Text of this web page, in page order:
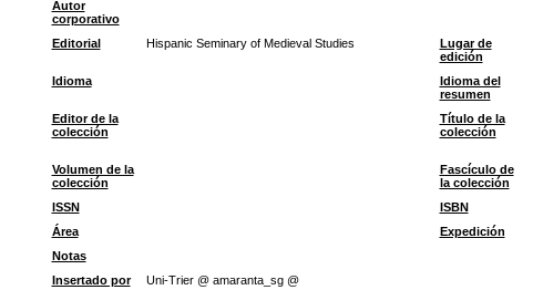
Autor
corporativo
Editorial Hispanic Seminary of Medieval Studies
Lugar de
edición
Idioma
Idioma del
resumen
Editor de la
colección
Título de la
colección
Volumen de la
colección
Fascículo de
la colección
ISSN ISBN
Área
Expedición
Notas
Insertado por
Uni-Trier @ amaranta_sg @